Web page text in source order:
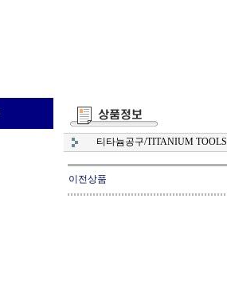
티타늄공구/TITANIUM TOOLS
이전상품